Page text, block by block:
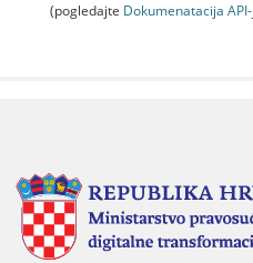
(pogledajte Dokumenаtаcijа